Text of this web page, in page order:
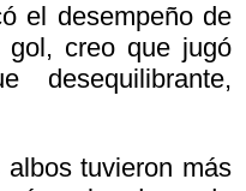
el desempeño de
gol, creo que jugó
desequilibrante,
tuvieron más